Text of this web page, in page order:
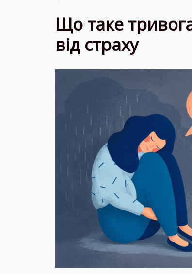
Що таке
від страху